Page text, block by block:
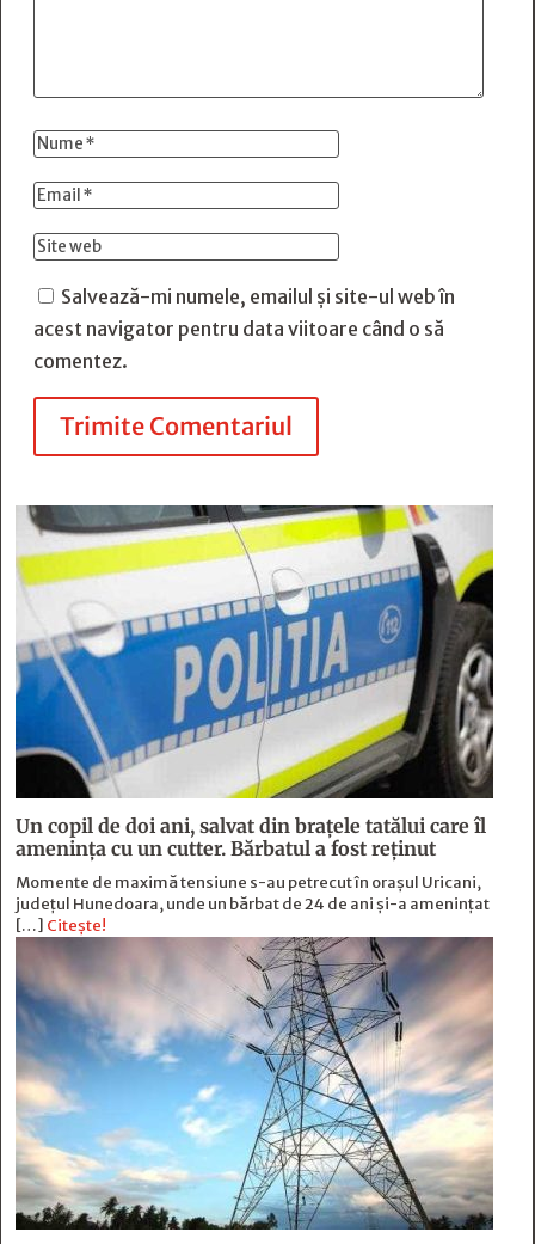
Salvează-mi numele, emailul și site-ul web în
acest navigator pentru data viitoare când o să
comentez.
Trimite Comentariul
Un copil de doi ani, salvat din brațele tatălui care îl
amenința cu un cutter. Bărbatul a fost reținut
Momente de maximă tensiune s-au petrecut în orașul Uricani,
județul Hunedoara, unde un bărbat de 24 de ani și-a amenințat
[…] Citește!